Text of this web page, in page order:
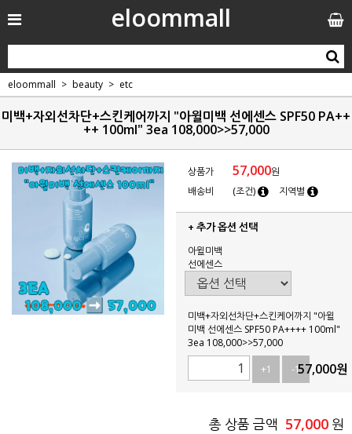
eloommall
eloommall beauty etc
미백+자외선차단+스킨케어까지 "아윌미백 선에센스 SPF50 PA++
++ 100ml" 3ea 108,000>>57,000
상품가 57,000원
배송비
(조건) 지역별
+ 추가 옵션 선택
아윌미백
선에센스
미백+자외선차단+스킨케어까지 "아윌
미백 선에센스 SPF50 PA++++ 100ml"
3ea 108,000>>57,000
+1
-157,000원
총 상품 금액 57,000 원